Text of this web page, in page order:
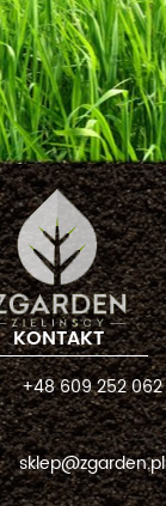
KONTAKT
+48 609 252 062
sklep@zgarden.pl